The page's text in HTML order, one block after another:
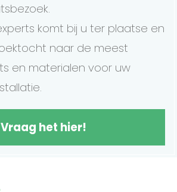
komt bij u ter plaatse en
naar de meest
en materialen voor uw
Vraag het hier!